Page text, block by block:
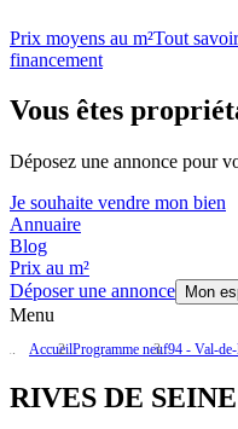
Prix moyens au m²Tout
financement
Vous êtes
Déposez une annonce pour
Je souhaite vendre mon bien
Annuaire
Blog
Prix au m²
Déposer une annonce
Mon
Menu
AccueilProgramme neuf94 - Val-
RIVES DE SEINE